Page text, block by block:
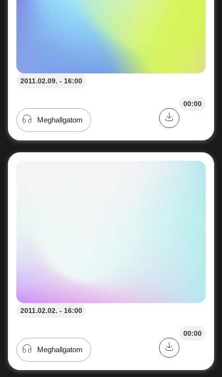
2011.02.09. - 16:00
00:00
Meghallgatom
2011.02.02. - 16:00
00:00
Meghallgatom